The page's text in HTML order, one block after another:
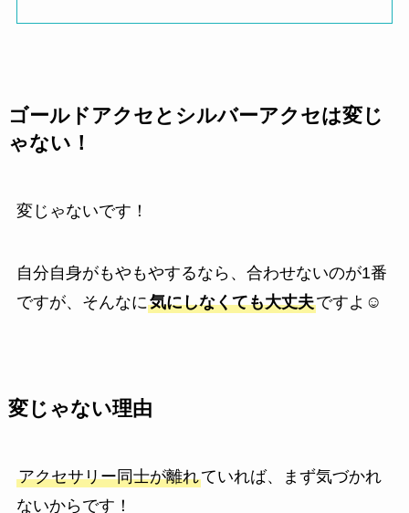
ゴールドアクセとシルバーアクセは変じ
ゃない！
変じゃないです！
自分自身がもやもやするなら、合わせないのが1番
ですが、そんなに気にしなくても大丈夫ですよ☺️
変じゃない理由
アクセサリー同士が離れていれば、まず気づかれ
ないからです！